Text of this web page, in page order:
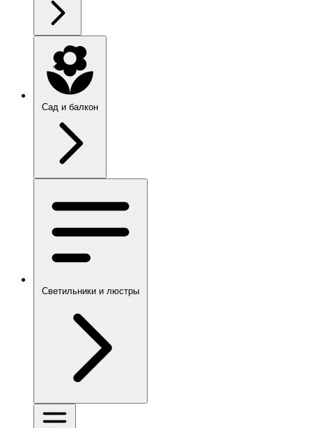
Сад и балкон
Светильники и люстры